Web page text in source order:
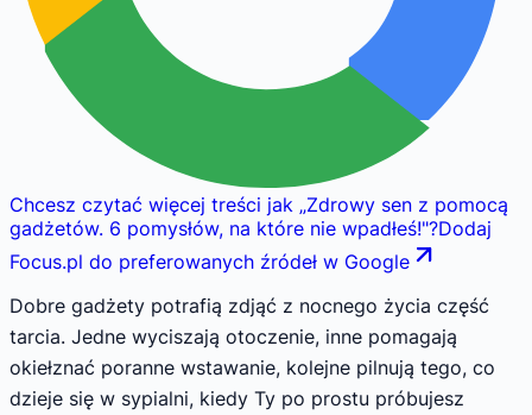
Chcesz czytać więcej treści jak „Zdrowy sen z pomocą
gadżetów. 6 pomysłów, na które nie wpadłeś!"?Dodaj
Focus.pl do preferowanych źródeł w Google
Dobre gadżety potrafią zdjąć z nocnego życia część
tarcia. Jedne wyciszają otoczenie, inne pomagają
okiełznać poranne wstawanie, kolejne pilnują tego, co
dzieje się w sypialni, kiedy Ty po prostu próbujesz